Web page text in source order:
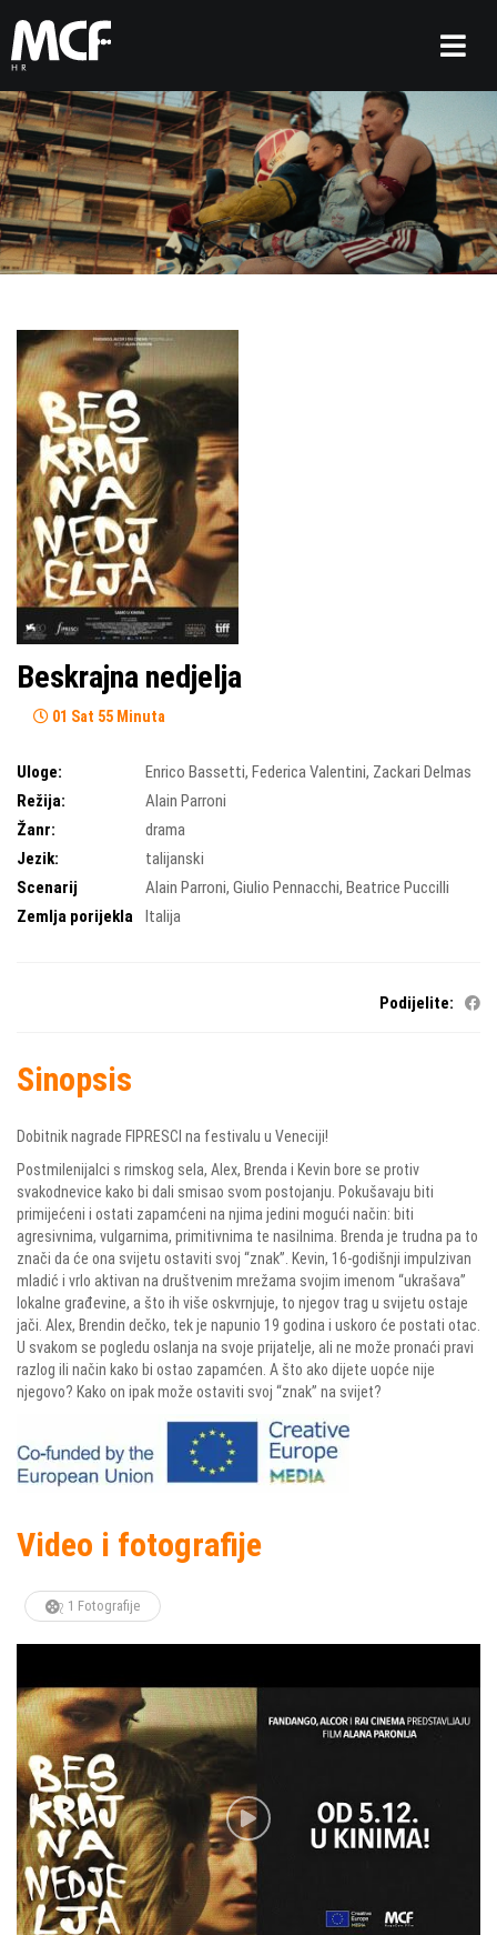
Beskrajna nedjelja
01 Sat 55 Minuta
Uloge: Enrico Bassetti,Federica Valentini, Zackari Delmas
Režija:
Alain Parroni
Žanr:
drama
Jezik:
talijanski
Scenarij
Alain Parroni,Giulio Pennacchi,Beatrice Puccilli
Zemlja porijekla
Italija
Podijelite:
Sinopsis
Dobitnik nagrade FIPRESCI na festivalu u Veneciji!
Postmilenijalci s rimskog sela, Alex, Brenda i Kevin bore se protiv
svakodnevice kako bi dali smisao svom postojanju. Pokušavaju biti
primijećeni i ostati zapamćeni na njima jedini mogući način: biti
agresivnima, vulgarnima, primitivnima te nasilnima. Brenda je trudna pa to
znači da će ona svijetu ostaviti svoj “znak”. Kevin, 16-godišnji impulzivan
mladić i vrlo aktivan na društvenim mrežama svojim imenom “ukrašava”
lokalne građevine, a što ih više oskvrnjuje, to njegov trag u svijetu ostaje
jači. Alex, Brendin dečko, tek je napunio 19 godina i uskoro će postati otac.
U svakom se pogledu oslanja na svoje prijatelje, ali ne može pronaći pravi
razlog ili način kako bi ostao zapamćen. A što ako dijete uopće nije
njegovo? Kako on ipak može ostaviti svoj “znak” na svijet?
Video i fotografije
1 Fotografije